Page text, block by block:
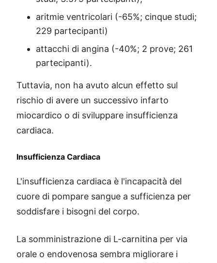
aritmie ventricolari (-65%; cinque studi;
229 partecipanti)
attacchi di angina (-40%; 2 prove; 261
partecipanti).
Tuttavia, non ha avuto alcun effetto sul
rischio di avere un successivo infarto
miocardico o di sviluppare insufficienza
cardiaca.
Insufficienza Cardiaca
L'insufficienza cardiaca è l'incapacità del
cuore di pompare sangue a sufficienza per
soddisfare i bisogni del corpo.
La somministrazione di L-carnitina per via
orale o endovenosa sembra migliorare i